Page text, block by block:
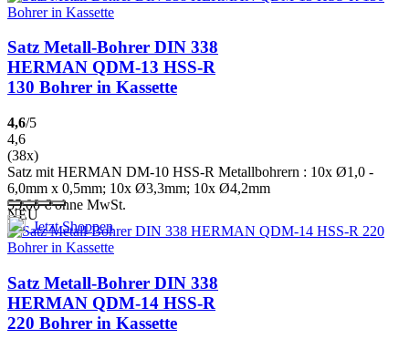
Satz Metall-Bohrer DIN 338
HERMAN QDM-13 HSS-R
130 Bohrer in Kassette
4,6/5
4,6
(38x)
Satz mit HERMAN DM-10 HSS-R Metallbohrern : 10x Ø1,0 -
6,0mm x 0,5mm; 10x Ø3,3mm; 10x Ø4,2mm
55,00€ohne MwSt.
Jetzt Shoppen
NEU
Satz Metall-Bohrer DIN 338
HERMAN QDM-14 HSS-R
220 Bohrer in Kassette